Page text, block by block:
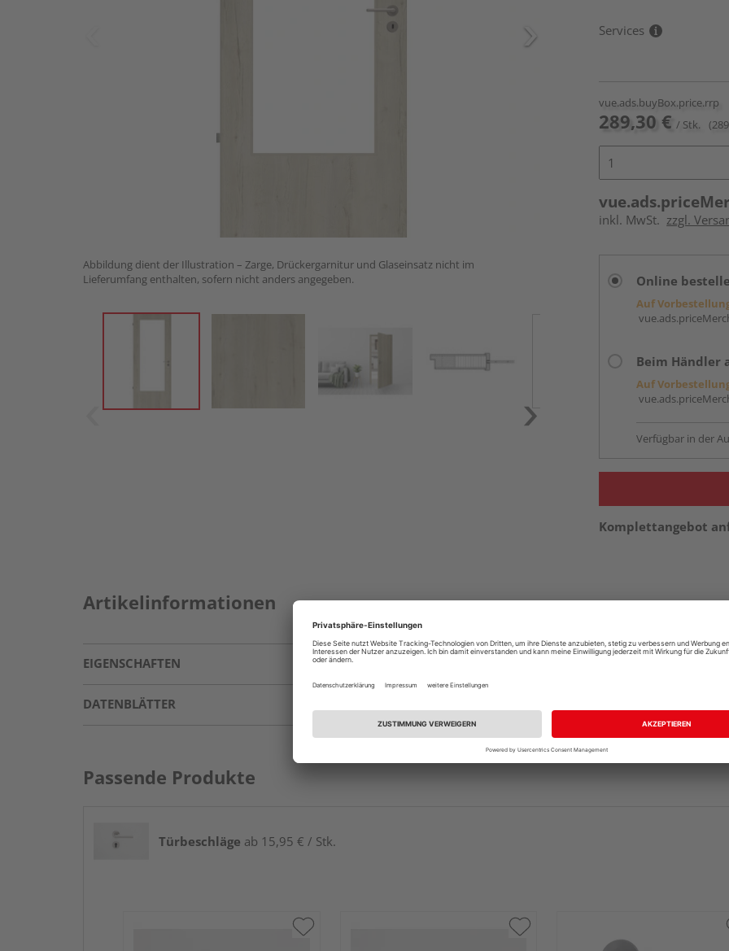
Abbildung dient der Illustration – Zarge, Drückergarnitur und Glaseinsatz nicht im
Lieferumfang enthalten, sofern nicht anders angegeben.
Services
vue.ads.buyBox.price.rrp
289,30 € / Stk.
inkl. MwSt. zzgl.
Online
Auf
Beim Händler
Auf
Verfügbar in der
Komplettangebot
Artikelinformationen
EIGENSCHAFTEN
DATENBLÄTTER
Passende Produkte
Türbeschläge ab 15,95 € / Stk.